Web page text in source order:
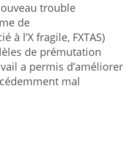
trouble
de
à l’X fragile, FXTAS)
de prémutation
a permis d’améliorer
mal